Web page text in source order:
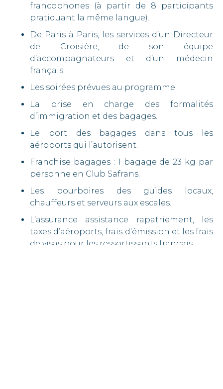
francophones (à partir de 8 participants
pratiquant la même langue).
De Paris à Paris, les services d’un Directeur
de Croisière, de son équipe
d’accompagnateurs et d’un médecin
français.
Les soirées prévues au programme.
La prise en charge des formalités
d’immigration et des bagages.
Le port des bagages dans tous les
aéroports qui l’autorisent.
Franchise bagages : 1 bagage de 23 kg par
personne en Club Safrans.
Les pourboires des guides locaux,
chauffeurs et serveurs aux escales.
L’assurance assistance rapatriement, les
taxes d’aéroports, frais d’émission et les frais
de visas pour les ressortissants français.